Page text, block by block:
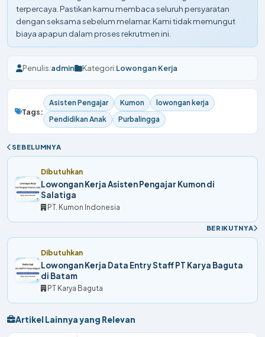
terpercaya. Pastikan kamu membaca seluruh persyaratan
dengan seksama sebelum melamar. Kami tidak memungut
biaya apapun dalam proses rekrutmen ini.
Penulis:admin Kategori:Lowongan Kerja
Tags:
Asisten Pengajar Kumon
lowongan kerja
Pendidikan Anak
Purbalingga
SEBELUMNYA
Dibutuhkan
Lowongan Kerja Asisten Pengajar Kumon di
Salatiga
PT. Kumon Indonesia
BERIKUTNYA
Dibutuhkan
Lowongan Kerja Data Entry Staff PT Karya Baguta
di Batam
PT Karya Baguta
Artikel Lainnya yang Relevan